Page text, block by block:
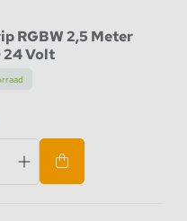
RGBW 2,5 Meter
24 Volt